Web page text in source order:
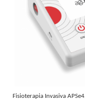
Fisioterapia Invasiva APSe4.